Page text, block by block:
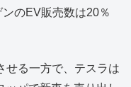
のEV販売数は20％
せる一方で、テスラは